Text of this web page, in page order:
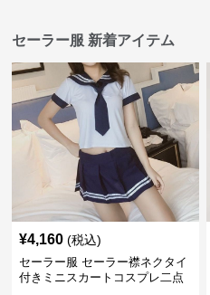
セーラー服 新着アイテム
¥4,160 (税込)
セーラー服 セーラー襟ネクタイ
付きミニスカートコスプレ二点